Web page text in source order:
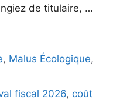
de titulaire, …
, Malus Écologique,
fiscal 2026, coût